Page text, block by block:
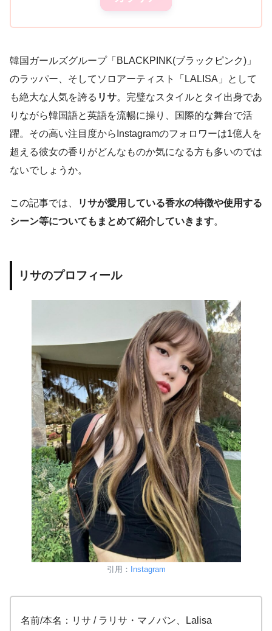
韓国ガールズグループ「BLACKPINK(ブラックピンク)」
のラッパー、そしてソロアーティスト「LALISA」として
も絶大な人気を誇る リサ。完璧なスタイルとタイ出身であ
りながら韓国語と英語を流暢に操り、国際的な舞台で活
躍。その高い注目度からInstagramのフォロワーは1億人を
超える彼女の香りがどんなものか気になる方も多いのでは
ないでしょうか。
この記事では、
リサが愛用している香水の特徴や使用する
シーン等についてもまとめて紹介していきます。
リサのプロフィール
引用： Instagram
名前/本名：リサ / ラリサ・マノバン、Lalisa